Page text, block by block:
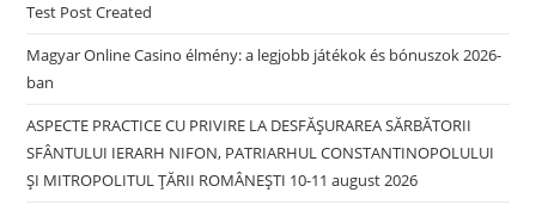
Test Post Created
Magyar Online Casino élmény: a legjobb játékok és bónuszok 2026-
ban
ASPECTE PRACTICE CU PRIVIRE LA DESFĂȘURAREA SĂRBĂTORII
SFÂNTULUI IERARH NIFON, PATRIARHUL CONSTANTINOPOLULUI
ŞI MITROPOLITUL ȚĂRII ROMÂNEȘTI 10-11 august 2026